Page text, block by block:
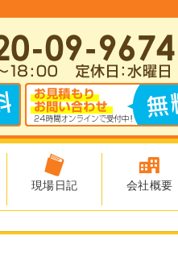
現場日記 会社概要